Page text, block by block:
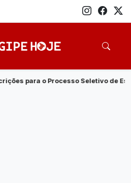
de Estagiários de Nível Superior